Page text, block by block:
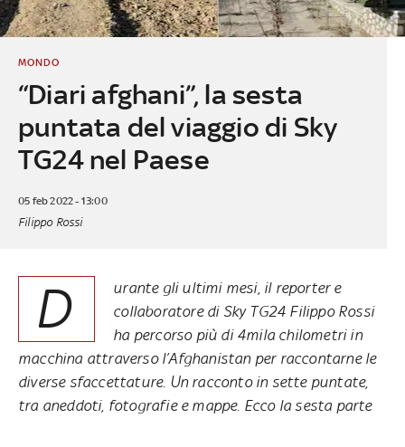
“Diari afghani”, la sesta
puntata del viaggio di Sky
TG24 nel Paese
MONDO
05 feb 2022 - 13:00
Filippo Rossi
D
urante gli ultimi mesi, il reporter e
collaboratore di Sky TG24 Filippo Rossi
ha percorso più di 4mila chilometri in
macchina attraverso l’Afghanistan per raccontarne le
diverse sfaccettature. Un racconto in sette puntate,
tra aneddoti, fotografie e mappe. Ecco la sesta parte